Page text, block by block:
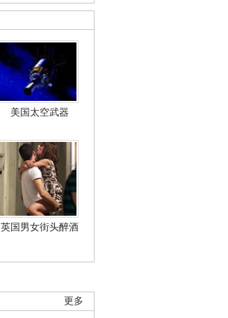
美国太空武器
英国男女街头醉酒
更多